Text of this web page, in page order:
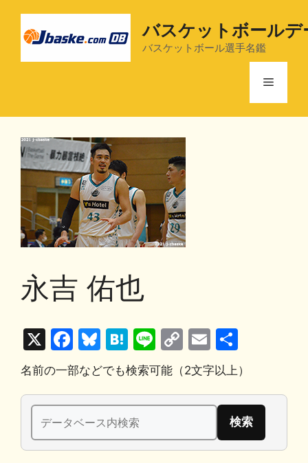
バスケットボールデ
バスケットボール選手名鑑
メ
永吉 佑也
X
F
a
c
e
b
o
Bl
u
e
s
k
y
H
at
e
n
a
Li
n
e
C
o
p
y
n
E
m
ai
l
有
名前の一部などでも検索可能（2文字以上）
検
索: